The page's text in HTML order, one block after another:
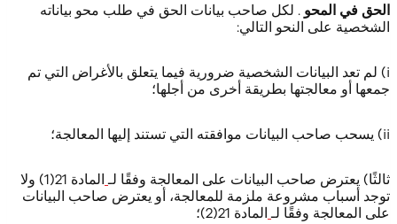
الحق في المحو . لكل صاحب بيانات الحق في طلب محو بياناته
الشخصية على النحو التالي:
i) لم تعد البيانات الشخصية ضرورية فيما يتعلق بالأغراض التي تم
جمعها أو معالجتها بطريقة أخرى من أجلها؛
ii) يسحب صاحب البيانات موافقته التي تستند إليها المعالجة؛
ثالثًا) يعترض صاحب البيانات على المعالجة وفقًا لـ
المادة 21(1) ولا
توجد أسباب مشروعة ملزمة للمعالجة، أو يعترض صاحب البيانات
على المعالجة وفقًا لـ المادة 21(2)؛